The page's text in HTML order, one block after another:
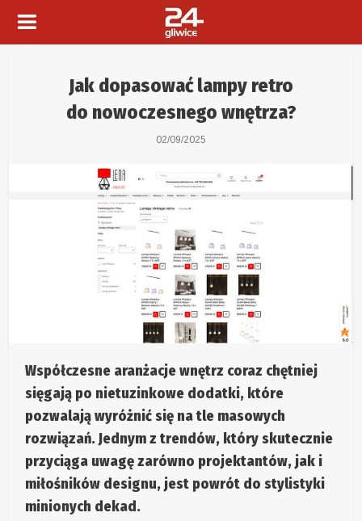
Jak dopasować lampy retro
do nowoczesnego wnętrza?
02/09/2025
Współczesne aranżacje wnętrz coraz chętniej
sięgają po nietuzinkowe dodatki, które
pozwalają wyróżnić się na tle masowych
rozwiązań. Jednym z trendów, który skutecznie
przyciąga uwagę zarówno projektantów, jak i
miłośników designu, jest powrót do stylistyki
minionych dekad.